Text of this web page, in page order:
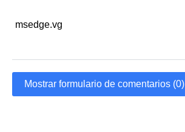
msedge.vg
Mostrar formulario de comentarios (0)